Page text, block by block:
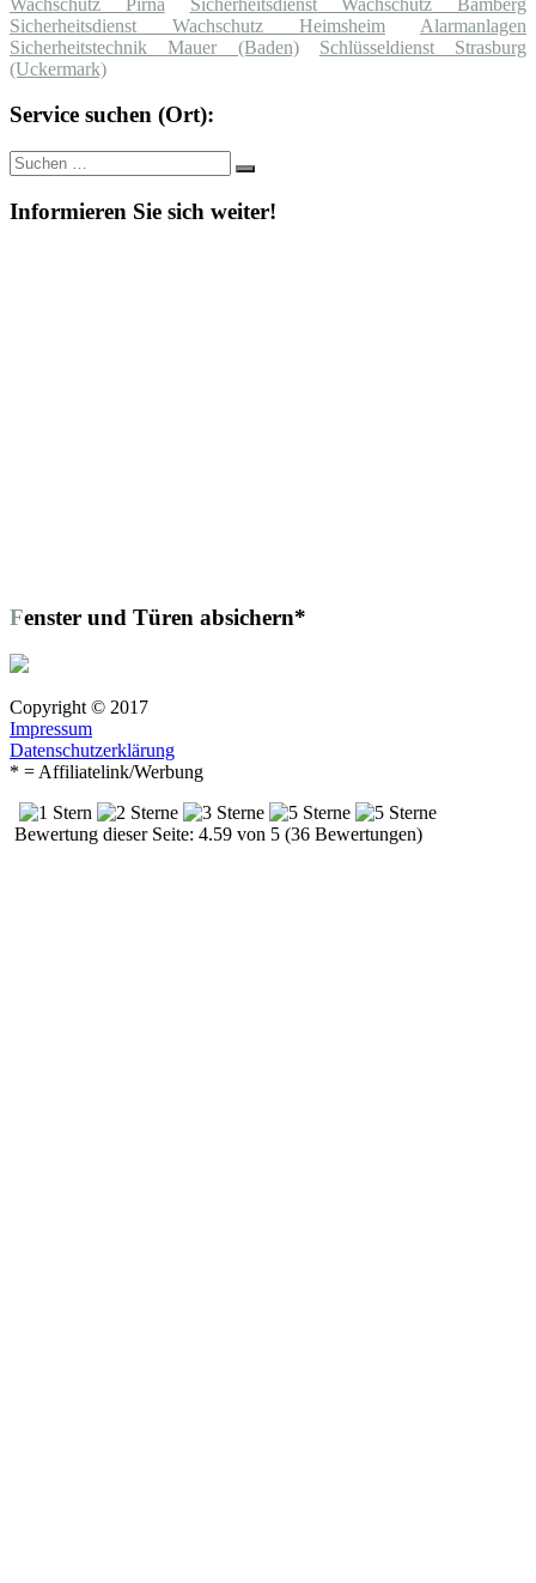
Sicherheitsdienst Wachschutz Heimsheim
Alarmanlagen
Sicherheitstechnik Mauer (Baden)
Schlüsseldienst Strasburg
(Uckermark)
Service suchen (Ort):
Suche
nach:
Suchen
Informieren Sie sich weiter!
Fenster und Türen absichern*
Copyright © 2017
Impressum
Datenschutzerklärung
* = Affiliatelink/Werbung
Bewertung dieser Seite: 4.59 von 5 (36 Bewertungen)